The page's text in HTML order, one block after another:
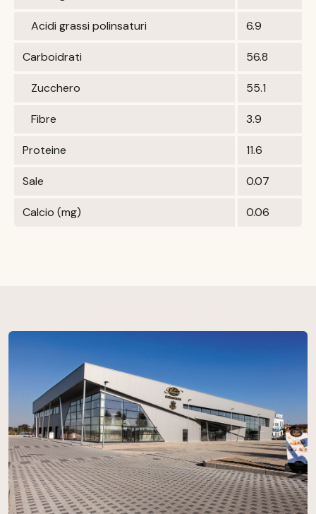
Acidi grassi polinsaturi 6.9
Carboidrati 56.8
Zucchero 55.1
Fibre 3.9
Proteine 11.6
Sale 0.07
Calcio (mg) 0.06